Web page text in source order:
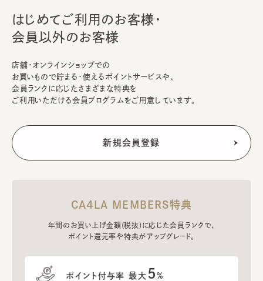
はじめてご利用のお客様・
会員以外のお客様
店舗・オンラインショップでの
お買いもので貯まる・使えるポイントサービスや、
会員ランクに応じたさまざまな特典を
ご利用いただける会員プログラムをご用意しています。
CA4LA MEMBERS特典
年間のお買い上げ金額(税抜)に応じた会員ランクで、
ポイント還元率や特典がアップグレード。
ポイント付与率 最大 5%